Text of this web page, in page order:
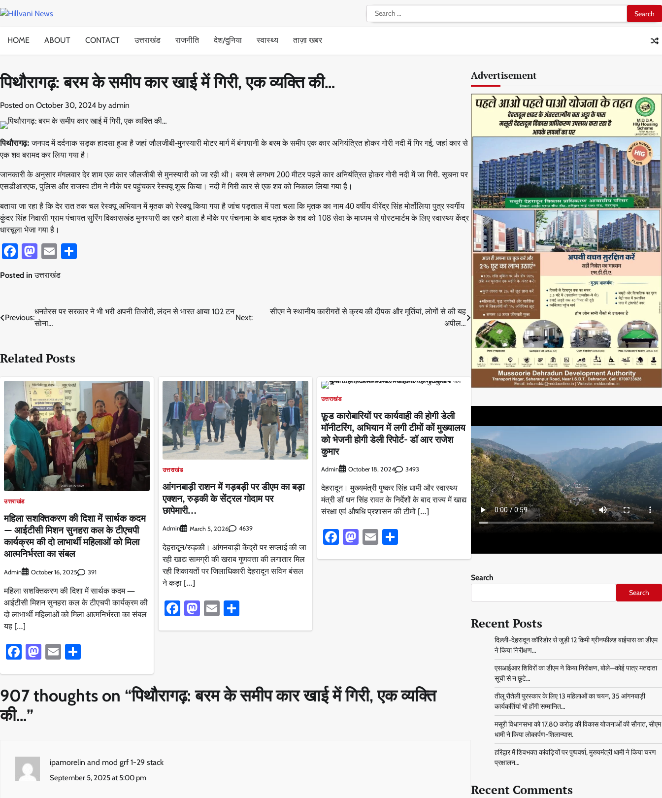
to
Search
for:
HOME
ABOUT CONTACT उत्तराखंड राजनीति देश/दुनिया स्वास्थ्य ताज़ा खबर
पिथौरागढ़: बरम के समीप कार खाई में गिरी, एक व्यक्ति की…
Posted on October 30, 2024 by admin
पिथौरागढ़:जनपद में दर्दनाक सड़क हादसा हुआ है जहां जौलजीबी-मुनस्यारी मोटर मार्ग में बंगापानी के बरम के समीप एक कार अनियंत्रित होकर गोरी नदी में गिर गई, जहां कार से
एक शव बरामद कर लिया गया है।
जानकारी के अनुसार मंगलवार देर शाम एक कार जौलजीबी से मुनस्यारी को जा रही थी। बरम से लगभग 200 मीटर पहले कार अनियंत्रित होकर गोरी नदी में जा गिरी. सूचना पर
एसडीआरएफ, पुलिस और राजस्व टीम ने मौके पर पहुंचकर रेस्क्यू शुरू किया। नदी में गिरी कार से एक शव को निकाल लिया गया है।
बताया जा रहा है कि देर रात तक चल रेस्क्यू अभियान में मृतक को रेस्क्यू किया गया है जांच पड़ताल में पता चला कि मृतक का नाम 40 वर्षीय वीरेंद्र सिंह मोर्तोलिया पुत्र स्वर्गीय
कुंदर सिंह निवासी ग्राम पंचायत सुरिंग विकासखंड मुनस्यारी का रहने वाला है मौके पर पंचनामा के बाद मृतक के शव को 108 सेवा के माध्यम से पोस्टमार्टम के लिए स्वास्थ्य केंद्र
धारचूला भेजा गया है।
Facebook
Mastodon
Email
Posted inउत्तराखंड
Post
Previous:
धनतेरस पर सरकार ने भी भरी अपनी तिजोरी, लंदन से भारत आया 102 टन
सोना…
Next:
सीएम ने स्थानीय कारीगरों से क्रय की दीपक और मूर्तियां, लोगों से की यह
अपील…
Related Posts
उत्तराखंड
महिला सशक्तिकरण की दिशा में सार्थक कदम
— आईटीसी मिशन सुनहरा कल के टीएचपी
कार्यक्रम की दो लाभार्थी महिलाओं को मिला
आत्मनिर्भरता का संबल
Admin October 16, 2025 391
महिला सशक्तिकरण की दिशा में सार्थक कदम —
आईटीसी मिशन सुनहरा कल के टीएचपी कार्यक्रम की
दो लाभार्थी महिलाओं को मिला आत्मनिर्भरता का संबल
यह […]
Facebook
Mastodon
Email
उत्तराखंड
आंगनबाड़ी राशन में गड़बड़ी पर डीएम का बड़ा
एक्शन, रुड़की के सेंट्रल गोदाम पर
छापेमारी…
Admin March 5, 2026 4639
देहरादून/रुड़की। आंगनबाड़ी केंद्रों पर सप्लाई की जा
रही खाद्य सामग्री की खराब गुणवत्ता की लगातार मिल
रही शिकायतों पर जिलाधिकारी देहरादून सविन बंसल
ने कड़ा […]
Facebook
Mastodon
EmailShare
उत्तराखंड
फ़ूड कारोबारियों पर कार्यवाही की होगी डेली
मॉनीटरिंग, अभियान में लगी टीमों कों मुख्यालय
को भेजनी होगी डेली रिपोर्ट- डॉ आर राजेश
कुमार
Admin October 18, 2024 3493
देहरादून। मुख्यमंत्री पुष्कर सिंह धामी और स्वास्थ्य
मंत्री डॉ धन सिंह रावत के निर्देशों के बाद राज्य में खाद्य
संरक्षा एवं औषधि प्रशासन की टीमों […]
Facebook
Mastodon
EmailShare
907 thoughts on “पिथौरागढ़: बरम के समीप कार खाई में गिरी, एक व्यक्ति
की…”
ipamorelin and mod grf 1-29 stack
September 5, 2025 at 5:00 pm
Advertisement
Search
Search
Recent Posts
दिल्ली-देहरादून कॉरिडोर से जुड़ी 12 किमी ग्रीनफील्ड बाईपास का डीएम
ने किया निरीक्षण…
एसआईआर शिविरों का डीएम ने किया निरीक्षण, बोले—कोई पात्र मतदाता
सूची से न छूटे…
तीलू रौतेली पुरस्कार के लिए 13 महिलाओं का चयन, 35 आंगनबाड़ी
कार्यकर्तियां भी होंगी सम्मानित…
मसूरी विधानसभा को 17.80 करोड़ की विकास योजनाओं की सौगात, सीएम
धामी ने किया लोकार्पण-शिलान्यास.
हरिद्वार में शिवभक्त कांवड़ियों पर पुष्पवर्षा, मुख्यमंत्री धामी ने किया चरण
प्रक्षालन…
Recent Comments